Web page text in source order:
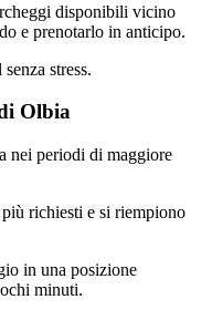
disponibili vicino
e prenotarlo in anticipo.
stress.
Olbia
nei periodi di maggiore
richiesti e si riempiono
in una posizione
minuti.